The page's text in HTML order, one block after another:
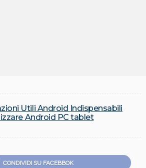
Utili Android Indispensabili
Android PC tablet
CONDIVIDI SU FACEBBOK